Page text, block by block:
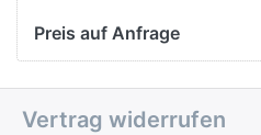
Preis auf Anfrage
Vertrag widerrufen